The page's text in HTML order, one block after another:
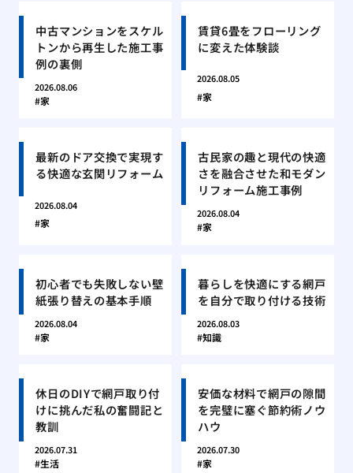
中古マンションをスケル
トンから再生した施工事
例の裏側
2026.08.06
家
賃貸6畳をフローリング
に変えた体験談
2026.08.05
家
最新のドア交換で実現す
る快適な玄関リフォーム
2026.08.04
家
古民家の趣と現代の快適
さを融合させた和モダン
リフォーム施工事例
2026.08.04
家
初心者でも失敗しない壁
紙張り替えの基本手順
2026.08.04
家
暮らしを快適にする網戸
を自分で取り付ける技術
2026.08.03
知識
休日のDIYで網戸取り付
けに挑んだ私の奮闘記と
教訓
2026.07.31
生活
安価な材料で網戸の隙間
を完璧に塞ぐ節約術ノウ
ハウ
2026.07.30
家